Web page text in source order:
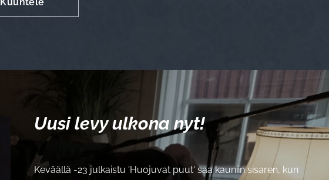
Uusi levy ulkona nyt!
Keväällä -23 julkaistu 'Huojuvat puut' saa kauniin sisaren, kun